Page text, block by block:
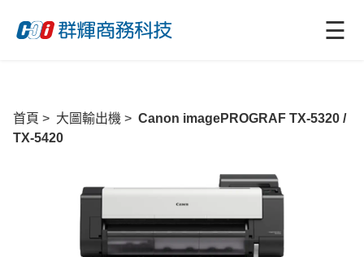
☰
首頁 > 大圖輸出機 > Canon imagePROGRAF TX-5320 /
TX-5420